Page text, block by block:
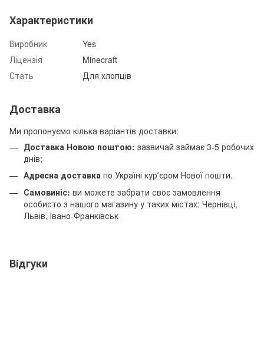
Характеристики
Виробник
Yes
Ліцензія
Minecraft
Стать
Для хлопців
Доставка
Ми пропонуємо кілька варіантів доставки:
Доставка Новою поштою: зазвичай займає 3-5 робочих
днів;
Адресна доставка по Україні курʼєром Нової пошти.
Самовиніс: ви можете забрати своє замовлення
особисто з нашого магазину у таких містах: Чернівці,
Львів, Івано-Франківськ
Відгуки